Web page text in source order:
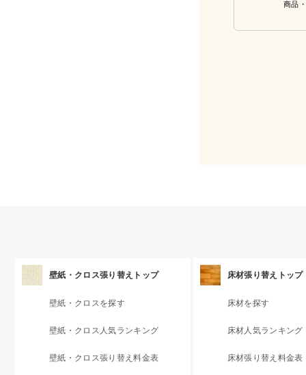
商品
壁紙・クロス張り替えトップ
壁紙・クロスを探す
壁紙・クロス人気ランキング
壁紙・クロス張り替え料金表
床材張り替えトップ
床材を探す
床材人気ランキング
床材張り替え料金表